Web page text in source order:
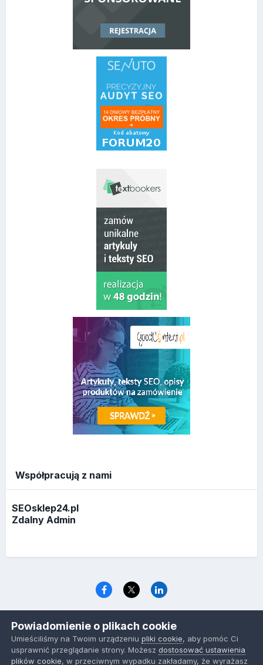
Współpracują z nami
SEOsklep24.pl
Zdalny Admin
www.optymalizacja.com
Powered by Invision Community
Powiadomienie o plikach cookie
Umieściliśmy na Twoim urządzeniupliki cookie, aby pomóc Ci
usprawnić przeglądanie strony. Możeszdostosować ustawienia
plików cookie, w przeciwnym wypadku zakładamy, że wyrażasz